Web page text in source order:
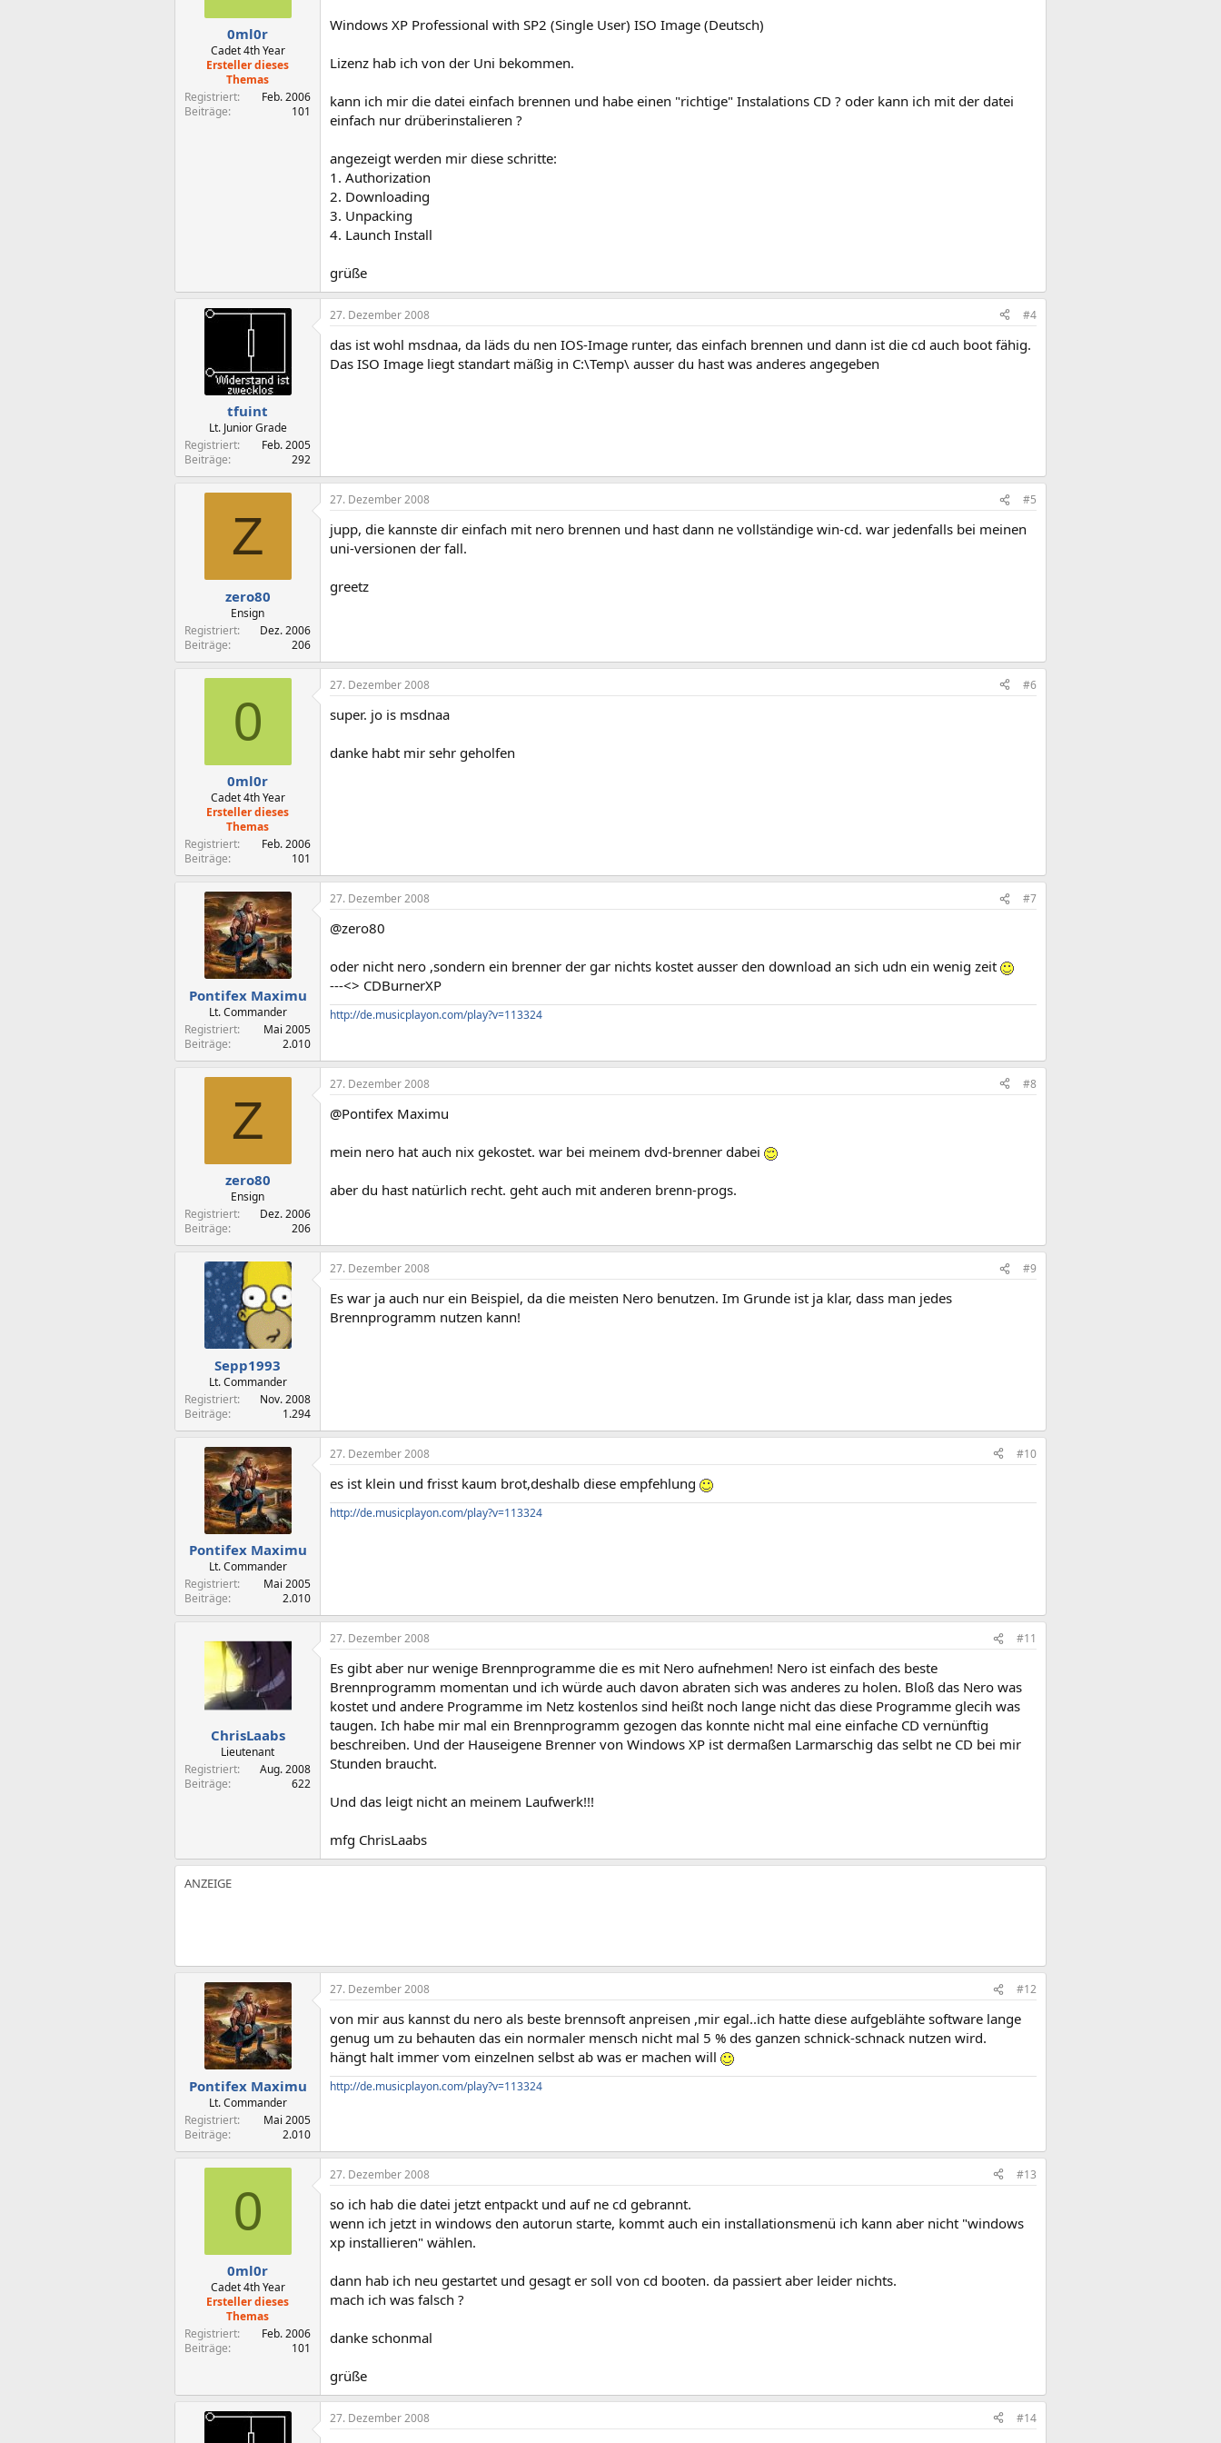
0ml0r
Cadet 4th Year
Ersteller dieses
Themas
Registriert
Feb. 2006
Beiträge
101
Windows XP Professional with SP2 (Single User) ISO Image (Deutsch)
Lizenz hab ich von der Uni bekommen.
kann ich mir die datei einfach brennen und habe einen "richtige" Instalations CD ? oder kann ich mit der datei
einfach nur drüberinstalieren ?
angezeigt werden mir diese schritte:
1. Authorization
2. Downloading
3. Unpacking
4. Launch Install
grüße
tfuint
Lt. Junior Grade
Registriert
Feb. 2005
Beiträge
292
27. Dezember 2008 #4
das ist wohl msdnaa, da läds du nen IOS-Image runter, das einfach brennen und dann ist die cd auch boot fähig.
Das ISO Image liegt standart mäßig in C:\Temp\ ausser du hast was anderes angegeben
Z
zero80
Ensign
Registriert
Dez. 2006
Beiträge
206
27. Dezember 2008 #5
jupp, die kannste dir einfach mit nero brennen und hast dann ne vollständige win-cd. war jedenfalls bei meinen
uni-versionen der fall.
greetz
0
0ml0r
Cadet 4th Year
Ersteller dieses
Themas
Registriert
Feb. 2006
Beiträge
101
27. Dezember 2008 #6
super. jo is msdnaa
danke habt mir sehr geholfen
Pontifex Maximu
Lt. Commander
Registriert
Mai 2005
Beiträge
2.010
27. Dezember 2008 #7
@zero80
oder nicht nero ,sondern ein brenner der gar nichts kostet ausser den download an sich udn ein wenig zeit
---<> CDBurnerXP
http://de.musicplayon.com/play?v=113324
Z
zero80
Ensign
Registriert
Dez. 2006
Beiträge
206
27. Dezember 2008 #8
@Pontifex Maximu
mein nero hat auch nix gekostet. war bei meinem dvd-brenner dabei
aber du hast natürlich recht. geht auch mit anderen brenn-progs.
Sepp1993
Lt. Commander
Registriert
Nov. 2008
Beiträge
1.294
27. Dezember 2008 #9
Es war ja auch nur ein Beispiel, da die meisten Nero benutzen. Im Grunde ist ja klar, dass man jedes
Brennprogramm nutzen kann!
Pontifex Maximu
Lt. Commander
Registriert
Mai 2005
Beiträge
2.010
27. Dezember 2008 #10
es ist klein und frisst kaum brot,deshalb diese empfehlung
http://de.musicplayon.com/play?v=113324
ChrisLaabs
Lieutenant
Registriert
Aug. 2008
Beiträge
622
27. Dezember 2008 #11
Es gibt aber nur wenige Brennprogramme die es mit Nero aufnehmen! Nero ist einfach des beste
Brennprogramm momentan und ich würde auch davon abraten sich was anderes zu holen. Bloß das Nero was
kostet und andere Programme im Netz kostenlos sind heißt noch lange nicht das diese Programme glecih was
taugen. Ich habe mir mal ein Brennprogramm gezogen das konnte nicht mal eine einfache CD vernünftig
beschreiben. Und der Hauseigene Brenner von Windows XP ist dermaßen Larmarschig das selbt ne CD bei mir
Stunden braucht.
Und das leigt nicht an meinem Laufwerk!!!
mfg ChrisLaabs
Pontifex Maximu
Lt. Commander
Registriert
Mai 2005
Beiträge
2.010
27. Dezember 2008 #12
von mir aus kannst du nero als beste brennsoft anpreisen ,mir egal..ich hatte diese aufgeblähte software lange
genug um zu behauten das ein normaler mensch nicht mal 5 % des ganzen schnick-schnack nutzen wird.
hängt halt immer vom einzelnen selbst ab was er machen will
http://de.musicplayon.com/play?v=113324
0
0ml0r
Cadet 4th Year
Ersteller dieses
Themas
Registriert
Feb. 2006
Beiträge
101
27. Dezember 2008 #13
so ich hab die datei jetzt entpackt und auf ne cd gebrannt.
wenn ich jetzt in windows den autorun starte, kommt auch ein installationsmenü ich kann aber nicht "windows
xp installieren" wählen.
dann hab ich neu gestartet und gesagt er soll von cd booten. da passiert aber leider nichts.
mach ich was falsch ?
danke schonmal
grüße
27. Dezember 2008 #14